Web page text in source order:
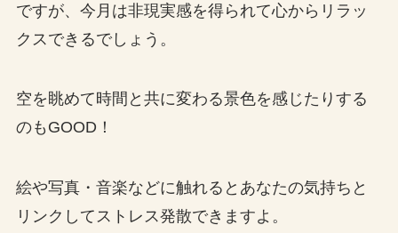
ですが、今月は非現実感を得られて心からリラッ
クスできるでしょう。
空を眺めて時間と共に変わる景色を感じたりする
のもGOOD！
絵や写真・音楽などに触れるとあなたの気持ちと
リンクしてストレス発散できますよ。